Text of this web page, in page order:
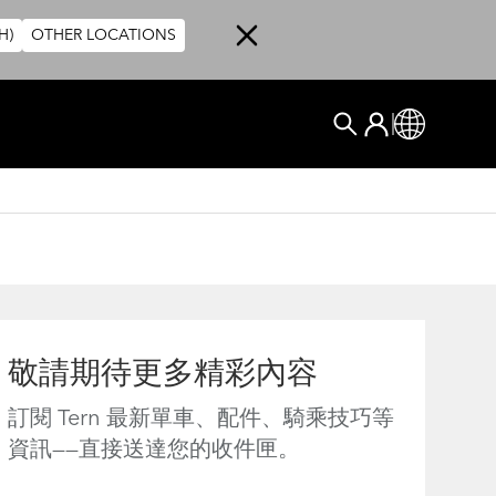
OTHER LOCATIONS
搜尋
User account
Log In
Global
敬請期待更多精彩內容
訂閱 Tern 最新單車、配件、騎乘技巧等
資訊——直接送達您的收件匣。